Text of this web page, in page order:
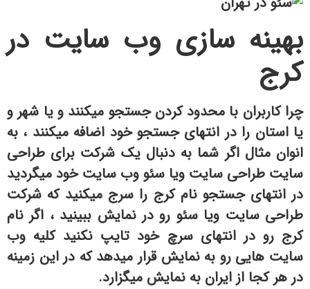
بهینه سازی وب سایت در
کرج
چرا کاربران با محدود کردن جستجو میکنند و یا شهر و
یا استان را در انتهای جستجو خود اضافه میکنند ، به
انوان مثال اگر شما به دنبال یک شرکت برای طراحی
سایت طراحی سایت ویا سئو وب سایت خود میگردید
در انتهای جستجو نام کرج را سرج میکنید که شرکت
طراحی سایت ویا سئو رو در نمایش ببینید ، اگر نام
کرج رو در انتهای سرچ خود تایپ نکنید کلیه وب
سایت هایی رو به نمایش قرار میدهد که در این زمینه
در هر کجا از ایران به نمایش میگزارد.